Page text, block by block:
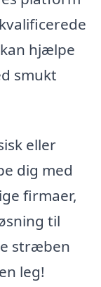
hjælpe
smukt
eller
dig med
firmaer,
til
stræben
leg!